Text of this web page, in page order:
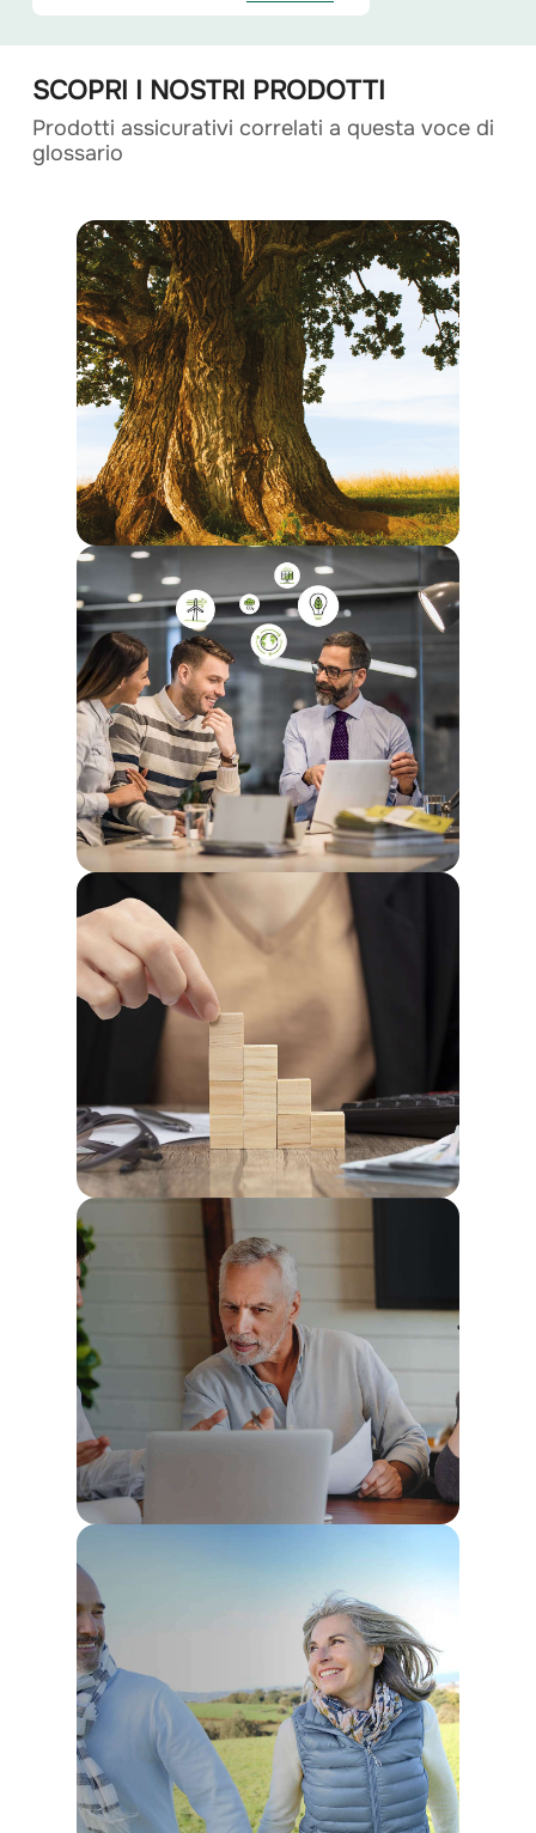
SCOPRI I NOSTRI PRODOTTI
Prodotti assicurativi correlati a questa voce di
glossario